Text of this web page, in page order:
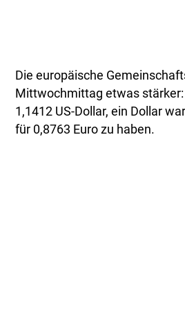
Die europäische
Mittwochmittag etwas stärker:
1,1412 US-Dollar, ein Dollar
für 0,8763 Euro zu haben.